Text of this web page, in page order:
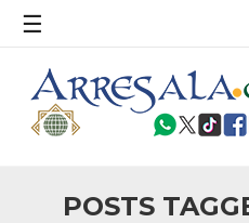
☰
POSTS
do terrorismo não
25 DE SETEMBRO DE 2010
Necessárias
Conflito
Por: Ahmed Ismail Introdução